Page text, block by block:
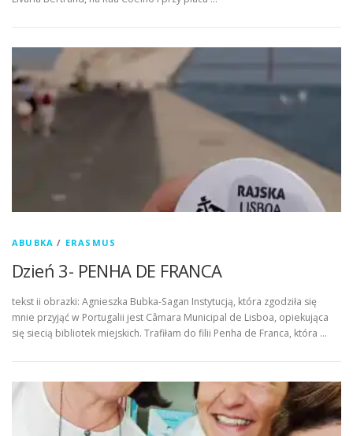
ABUBKA / ERASMUS
Dzień 3- PENHA DE FRANCA
tekst ii obrazki: Agnieszka Bubka-Sagan Instytucją, która zgodziła się
mnie przyjąć w Portugalii jest Câmara Municipal de Lisboa, opiekująca
się siecią bibliotek miejskich. Trafiłam do filii Penha de Franca, która …